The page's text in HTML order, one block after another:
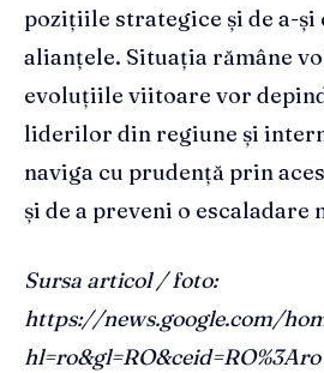
pozițiile strategice și de a-și
alianțele. Situația rămâne
evoluțiile viitoare vor
liderilor din regiune și
naviga cu prudență prin
și de a preveni o escaladare
Sursa articol / foto:
https://news.google.com/
hl=ro&gl=RO&ceid=RO%3Aro